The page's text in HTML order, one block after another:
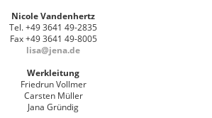
Nicole Vandenhertz
Tel. +49 3641 49-2835
Fax +49 3641 49-8005
lisa@jena.de
Werkleitung
Friedrun Vollmer
Carsten Müller
Jana Gründig